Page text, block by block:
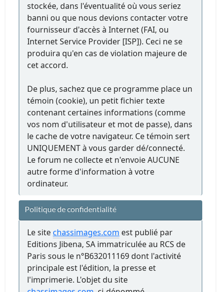
stockée, dans l'éventualité où vous seriez
banni ou que nous devions contacter votre
fournisseur d'accès à Internet (FAI, ou
Internet Service Provider [ISP]). Ceci ne se
produira qu'en cas de violation majeure de
cet accord.
De plus, sachez que ce programme place un
témoin (cookie), un petit fichier texte
contenant certaines informations (comme
vos nom d'utilisateur et mot de passe), dans
le cache de votre navigateur. Ce témoin sert
UNIQUEMENT à vous garder dé/connecté.
Le forum ne collecte et n'envoie AUCUNE
autre forme d'information à votre
ordinateur.
Politique de confidentialité
Le sitechassimages.com est publié par
Editions Jibena, SA immatriculée au RCS de
Paris sous le n°B632011169 dont l'activité
principale est l'édition, la presse et
l'imprimerie. L'objet du site